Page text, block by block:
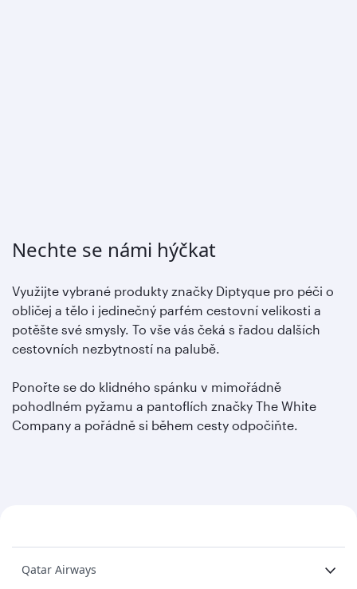
Nechte se námi hýčkat
Využijte vybrané produkty značky Diptyque pro péči o
obličej a tělo i jedinečný parfém cestovní velikosti a
potěšte své smysly. To vše vás čeká s řadou dalších
cestovních nezbytností na palubě.
Ponořte se do klidného spánku v mimořádně
pohodlném pyžamu a pantoflích značky The White
Company a pořádně si během cesty odpočiňte.
Qatar Airways